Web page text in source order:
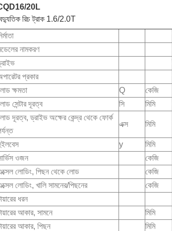
20L
রিচ ট্রাক 1.6/2.0T
নামকরণ
প্রকার
ক্ষমতা
Q কেজি
সেন্টার দূরত্ব
সি মিমি
দূরত্ব, ড্রাইভ অক্ষের কেন্দ্র থেকে ফোর্ক
এক্স মিমি
y মিমি
ওজন
কেজি
লোডিং, পিছন থেকে লোড
কেজি
লোডিং, খালি সামনের/পিছনের
কেজি
ধরন
আকার, সামনে
মিমি
আকার, পিছন
মিমি